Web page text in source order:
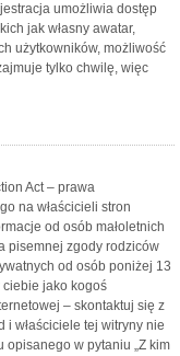
umożliwia dostęp
jak własny awatar,
użytkowników, możliwość
tylko chwilę, więc
Act – prawa
na właścicieli stron
od osób małoletnich
pisemnej zgody rodziców
od osób poniżej 13
ciebie jako kogoś
– skontaktuj się z
właściciele tej witryny nie
w pytaniu „Z kim